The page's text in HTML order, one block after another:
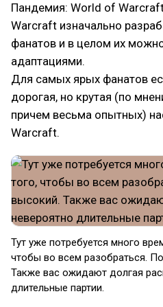
Пандемия: World of
Warcraft изначально
фанатов и в целом их
адаптациями.
Для самых ярых фанатов
дорогая, но крутая (по
причем весьма опытных)
Warcraft.
Тут уже потребуется много
чтобы во всем разобраться.
Также вас ожидают долгая
длительные партии.